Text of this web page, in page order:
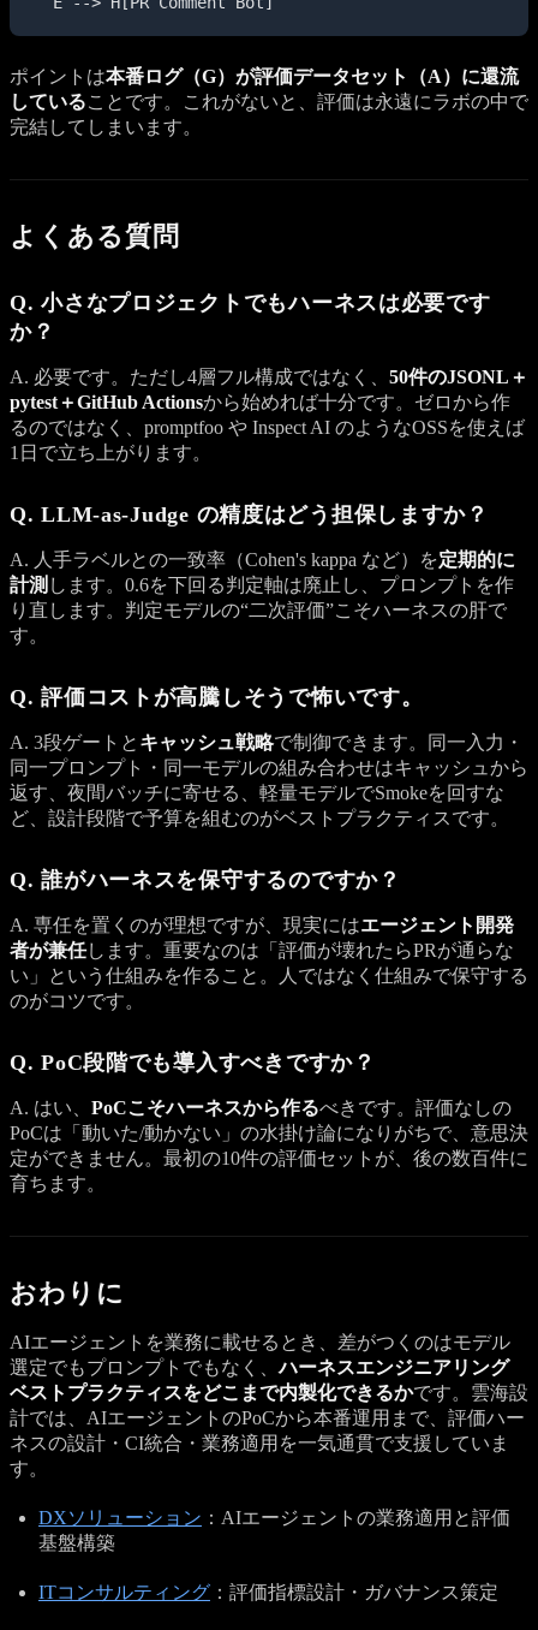
ポイントは本番ログ（G）が評価データセット（A）に還流
していることです。これがないと、評価は永遠にラボの中で
完結してしまいます。
よくある質問
Q. 小さなプロジェクトでもハーネスは必要です
か？
A. 必要です。ただし4層フル構成ではなく、 50件のJSONL＋
pytest＋GitHub Actionsから始めれば十分です。ゼロから作
るのではなく、promptfoo や Inspect AI のようなOSSを使えば
1日で立ち上がります。
Q. LLM-as-Judge の精度はどう担保しますか？
A. 人手ラベルとの一致率（Cohen's kappa など）を定期的に
計測 します。0.6を下回る判定軸は廃止し、プロンプトを作
り直します。判定モデルの“二次評価”こそハーネスの肝で
す。
Q. 評価コストが高騰しそうで怖いです。
A. 3段ゲートと キャッシュ戦略で制御できます。同一入力・
同一プロンプト・同一モデルの組み合わせはキャッシュから
返す、夜間バッチに寄せる、軽量モデルでSmokeを回すな
ど、設計段階で予算を組むのがベストプラクティスです。
Q. 誰がハーネスを保守するのですか？
A. 専任を置くのが理想ですが、現実にはエージェント開発
者が兼任します。重要なのは「評価が壊れたらPRが通らな
い」という仕組みを作ること。人ではなく仕組みで保守する
のがコツです。
Q. PoC段階でも導入すべきですか？
A. はい、 PoCこそハーネスから作るべきです。評価なしの
PoCは「動いた/動かない」の水掛け論になりがちで、意思決
定ができません。最初の10件の評価セットが、後の数百件に
育ちます。
おわりに
AIエージェントを業務に載せるとき、差がつくのはモデル
選定でもプロンプトでもなく、ハーネスエンジニアリング
ベストプラクティスをどこまで内製化できるかです。雲海設
計では、AIエージェントのPoCから本番運用まで、評価ハー
ネスの設計・CI統合・業務適用を一気通貫で支援していま
す。
DXソリューション ：AIエージェントの業務適用と評価
基盤構築
ITコンサルティング ：評価指標設計・ガバナンス策定